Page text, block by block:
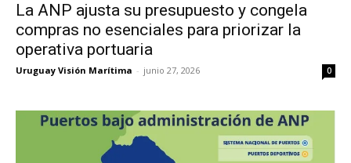
La ANP ajusta su presupuesto y congela
compras no esenciales para priorizar la
operativa portuaria
Uruguay Visión Marítima - junio 27, 2026 0